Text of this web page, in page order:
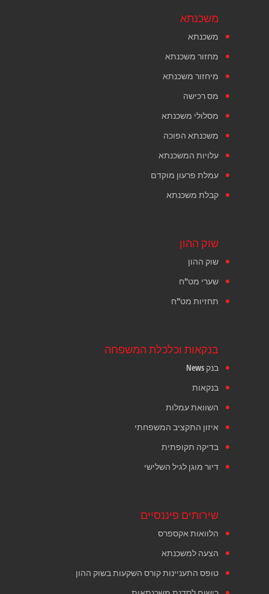
משכנתא
משכנתא
מחזור משכנתא
מיחזור משכנתא
מס רכישה
מסלולי משכנתא
משכנתא הפוכה
עלויות המשכנתא
עמלת פרעון מוקדם
קבלת משכנתא
שוק ההון
שוק ההון
שערי מט"ח
תחזיות מט"ח
בנקאות וכלכלת המשפחה
בנק News
בנקאות
השוואת עמלות
איזון התקציב המשפחתי
בדיקה תקופתית
דיור מוגן לגיל השלישי
שירותים פיננסיים
הלוואות אקספרס
הצעה למשכנתא
טופס התעניינות קורס השקעות בשוק ההון